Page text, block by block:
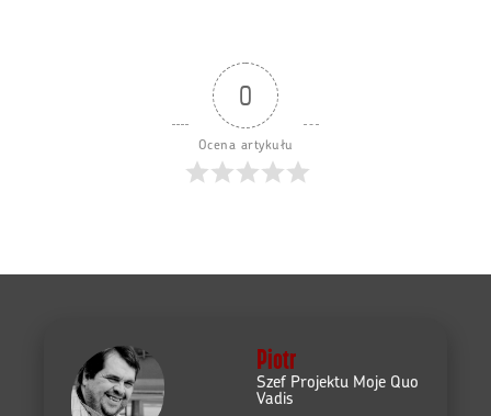
0
Ocena artykułu
Piotr
Szef Projektu Moje Quo
Vadis